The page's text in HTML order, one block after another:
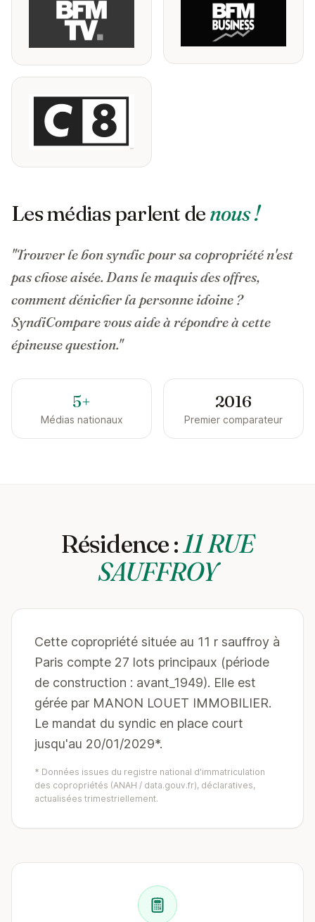
Les médias parlent denous !
"Trouver le bon syndic pour sa copropriété n'est
pas chose aisée. Dans le maquis des offres,
comment dénicher la personne idoine ?
SyndiCompare vous aide à répondre à cette
épineuse question."
5+
Médias nationaux
2016
Premier comparateur
Résidence :11 RUE
SAUFFROY
Cette copropriété située au 11 r sauffroy à
Paris compte 27 lots principaux (période
de construction : avant_1949). Elle est
gérée par MANON LOUET IMMOBILIER.
Le mandat du syndic en place court
jusqu'au 20/01/2029*.
* Données issues du registre national d'immatriculation
des copropriétés (ANAH / data.gouv.fr), déclaratives,
actualisées trimestriellement.